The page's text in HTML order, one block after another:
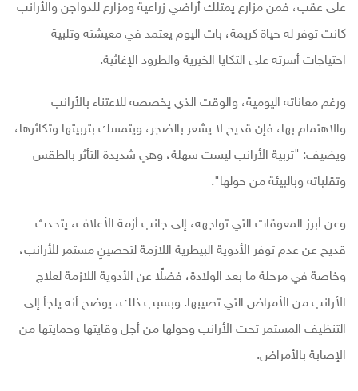
على عقب، فمن مزارع يمتلك أراضي زراعية ومزارع للدواجن والأرانب
كانت توفر له حياة كريمة، بات اليوم يعتمد في معيشته وتلبية
احتياجات أسرته على التكايا الخيرية والطرود الإغاثية.
ورغم معاناته اليومية، والوقت الذي يخصصه للاعتناء بالأرانب
والاهتمام بها، فإن قديح لا يشعر بالضجر، ويتمسك بتربيتها وتكاثرها،
ويضيف: "تربية الأرانب ليست سهلة، وهي شديدة التأثر بالطقس
وتقلباته وبالبيئة من حولها".
وعن أبرز المعوقات التي تواجهه، إلى جانب أزمة الأعلاف، يتحدث
قديح عن عدم توفر الأدوية البيطرية اللازمة لتحصينٍ مستمر للأرانب،
وخاصة في مرحلة ما بعد الولادة، فضلًا عن الأدوية اللازمة لعلاج
الأرانب من الأمراض التي تصيبها. وبسبب ذلك، يوضح أنه يلجأ إلى
التنظيف المستمر تحت الأرانب وحولها من أجل وقايتها وحمايتها من
الإصابة بالأمراض.